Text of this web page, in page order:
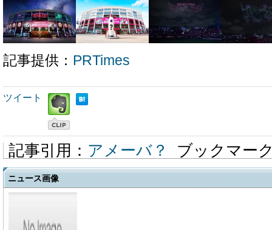
記事提供： PRTimes
ツイート
記事引用： アメーバ？ ブックマー
ニュース画像